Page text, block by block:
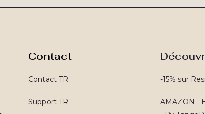
Contact
Contact TR
Support TR
-15% sur
AMAZON -